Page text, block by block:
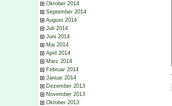
Oktober 2014
September 2014
August 2014
Juli 2014
Juni 2014
Mai 2014
April 2014
März 2014
Februar 2014
Januar 2014
Dezember 2013
November 2013
Oktober 2013